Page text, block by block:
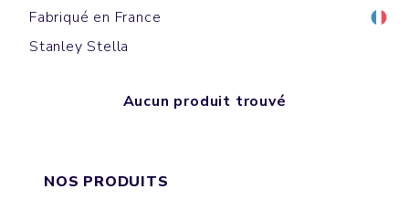
Fabriqué en France
Stanley Stella
Aucun produit trouvé
NOS PRODUITS